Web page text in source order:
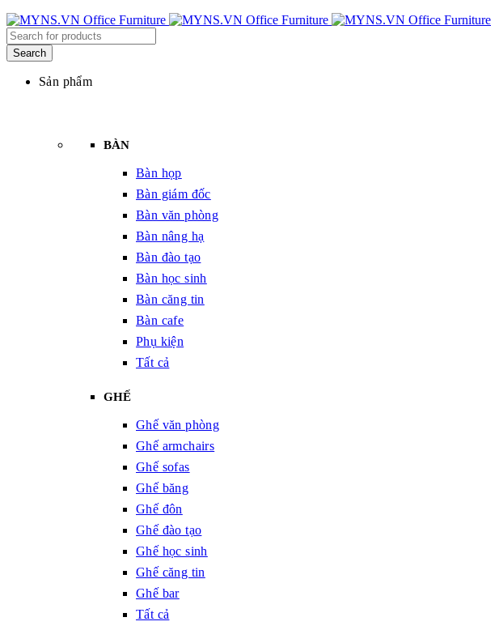
Sản phẩm
BÀN
Bàn họp
Bàn giám đốc
Bàn văn phòng
Bàn nâng hạ
Bàn đào tạo
Bàn học sinh
Bàn căng tin
Bàn cafe
Phụ kiện
Tất cả
GHẾ
Ghế văn phòng
Ghế armchairs
Ghế sofas
Ghế băng
Ghế đôn
Ghế đào tạo
Ghế học sinh
Ghế căng tin
Ghế bar
Tất cả